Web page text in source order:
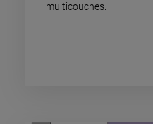
multicouches.